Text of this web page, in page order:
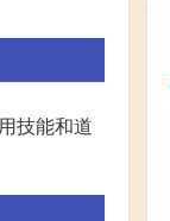
技能和道